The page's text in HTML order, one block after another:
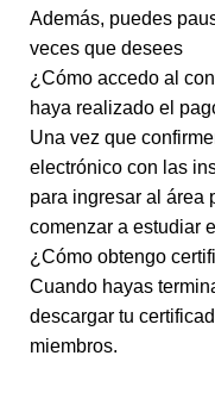
Además, puedes
veces que desees
¿Cómo accedo al
haya realizado el
Una vez que
electrónico con las
para ingresar al área
comenzar a estudiar
¿Cómo obtengo
Cuando hayas
descargar tu
miembros.